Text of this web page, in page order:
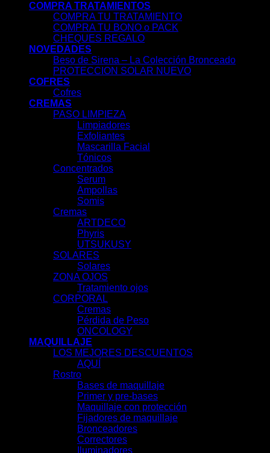
COMPRA TRATAMIENTOS
COMPRA TU TRATAMIENTO
COMPRA TU BONO o PACK
CHEQUES REGALO
NOVEDADES
Beso de Sirena – La Colección Bronceado
PROTECCION SOLAR NUEVO
COFRES
Cofres
CREMAS
PASO LIMPIEZA
Limpiadores
Exfoliantes
Mascarilla Facial
Tónicos
Concentrados
Serum
Ampollas
Somis
Cremas
ARTDECO
Phyris
UTSUKUSY
SOLARES
Solares
ZONA OJOS
Tratamiento ojos
CORPORAL
Cremas
Pérdida de Peso
ONCOLOGY
MAQUILLAJE
LOS MEJORES DESCUENTOS
AQUÍ
Rostro
Bases de maquillaje
Primer y pre-bases
Maquillaje con protección
Fijadores de maquillaje
Bronceadores
Correctores
Iluminadores